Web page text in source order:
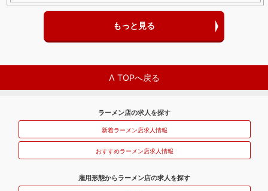
もっと見る
Λ TOPへ戻る
ラーメン店の求人を探す
新着ラーメン店求人情報
おすすめラーメン店求人情報
雇用形態からラーメン店の求人を探す